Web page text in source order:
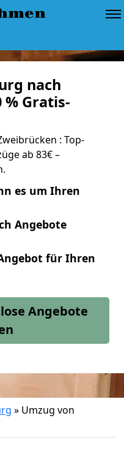
nach
Gratis-
: Top-
ab 83€ –
es um Ihren
Angebote
für Ihren
Angebote
» Umzug von